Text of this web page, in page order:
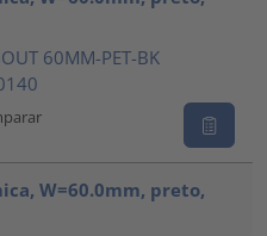
60MM-PET-BK
W=60.0mm, preto,